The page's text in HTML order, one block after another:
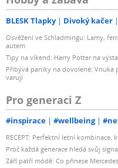
BLESK Tlapky Divoký kačer
Osvěžení ve Schladmingu: Lamy,
autem
Tipy na víkend: Harry Potter na
Přibývá paniky na dovolené: Vnuka
varují
Pro generaci Z
#inspirace #wellbeing
RECEPT: Perfektní letní
Proč každá generace hledá svůj
Září patří módě: Co přinese